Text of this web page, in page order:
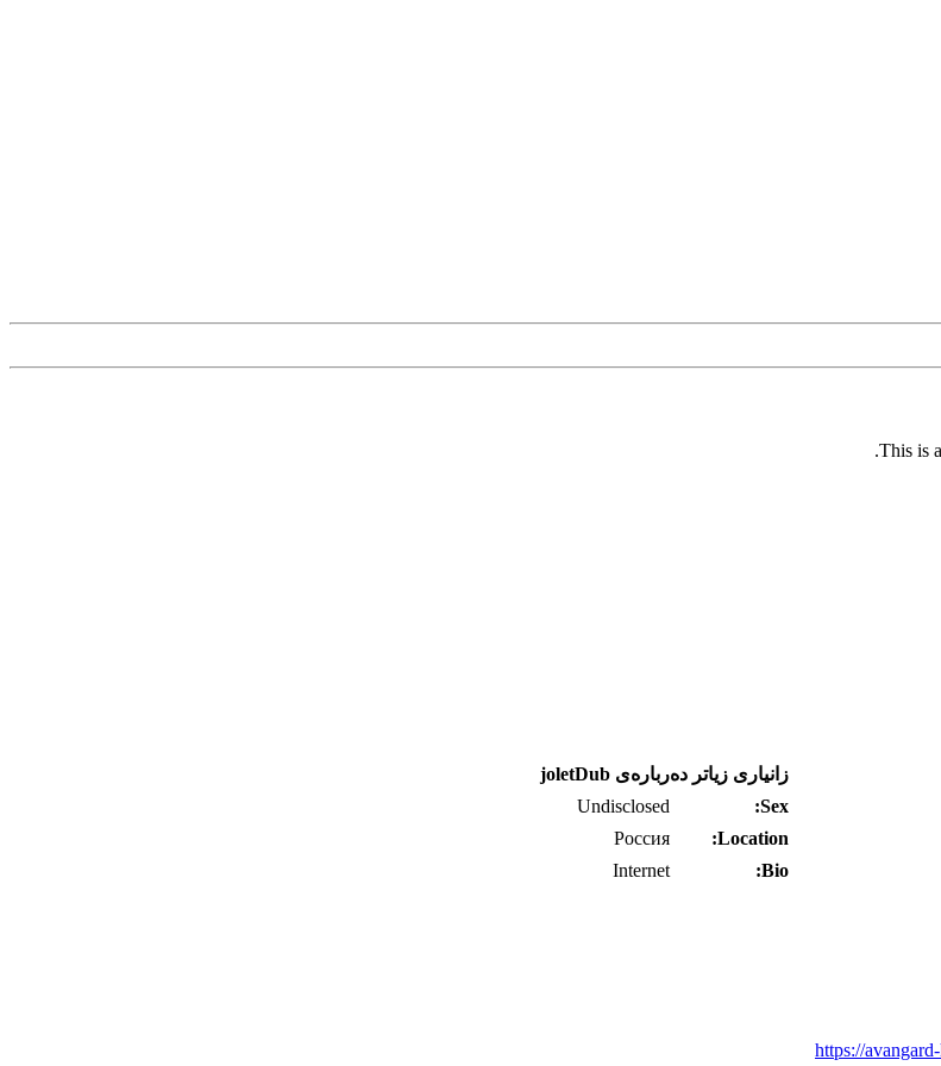
This is
https://
زانیاری زیاتر ده‌رباره‌ی joletDub
Sex:
Undisclosed
Location:
Россия
Bio:
Internet